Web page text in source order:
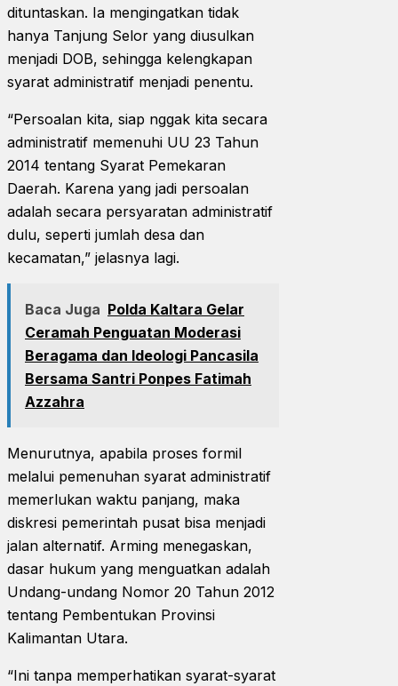
dituntaskan. Ia mengingatkan tidak
hanya Tanjung Selor yang diusulkan
menjadi DOB, sehingga kelengkapan
syarat administratif menjadi penentu.
“Persoalan kita, siap nggak kita secara
administratif memenuhi UU 23 Tahun
2014 tentang Syarat Pemekaran
Daerah. Karena yang jadi persoalan
adalah secara persyaratan administratif
dulu, seperti jumlah desa dan
kecamatan,” jelasnya lagi.
Baca Juga Polda Kaltara Gelar
Ceramah Penguatan Moderasi
Beragama dan Ideologi Pancasila
Bersama Santri Ponpes Fatimah
Azzahra
Menurutnya, apabila proses formil
melalui pemenuhan syarat administratif
memerlukan waktu panjang, maka
diskresi pemerintah pusat bisa menjadi
jalan alternatif. Arming menegaskan,
dasar hukum yang menguatkan adalah
Undang-undang Nomor 20 Tahun 2012
tentang Pembentukan Provinsi
Kalimantan Utara.
“Ini tanpa memperhatikan syarat-syarat